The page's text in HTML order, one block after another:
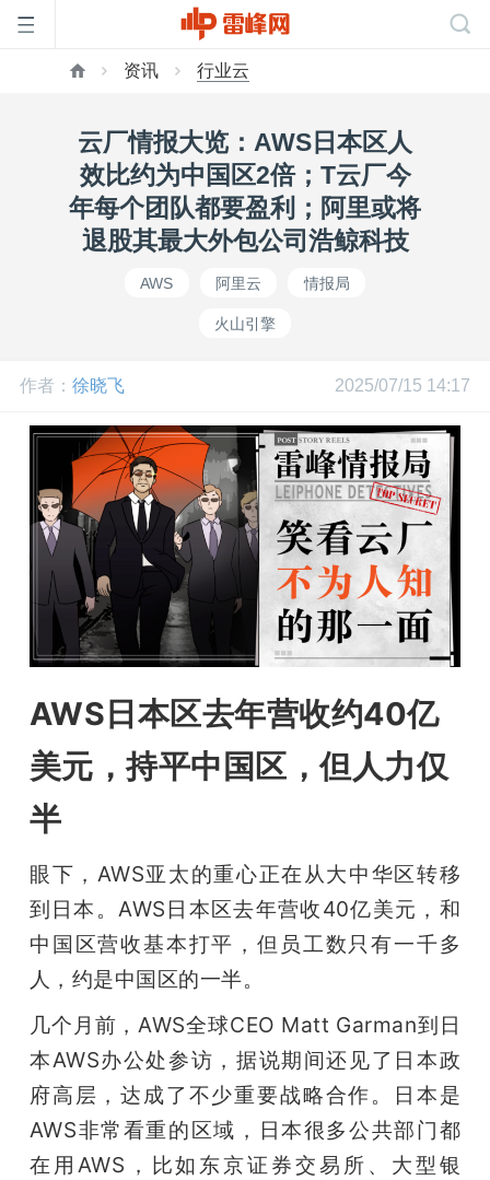
页
雷
公
开
课
活
中
GAIR
专
题
爱
资讯 行业云
云厂情报大览：AWS日本区人
效比约为中国区2倍；T云厂今
年每个团队都要盈利；阿里或将
退股其最大外包公司浩鲸科技
AWS 阿里云 情报局
火山引擎
作者： 徐晓飞 2025/07/15 14:17
AWS日本区去年营收约40亿
美元，持平中国区，但人力仅
半
眼下，AWS亚太的重心正在从大中华区转移
到日本。AWS日本区去年营收40亿美元，和
中国区营收基本打平，但员工数只有一千多
人，约是中国区的一半。
几个月前，AWS全球CEO Matt Garman到日
本AWS办公处参访，据说期间还见了日本政
府高层，达成了不少重要战略合作。日本是
AWS非常看重的区域，日本很多公共部门都
在用AWS，比如东京证券交易所、大型银